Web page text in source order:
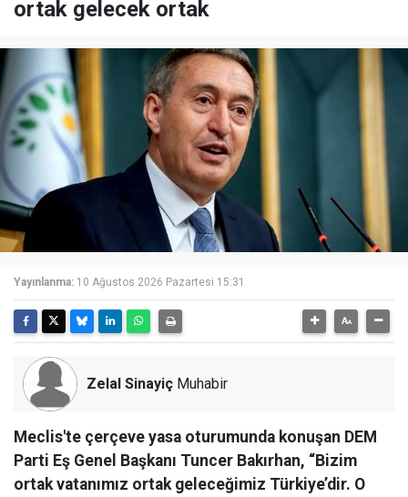
ortak gelecek ortak
Yayınlanma: 10 Ağustos 2026 Pazartesi 15:31
Zelal Sinayiç Muhabir
Meclis'te çerçeve yasa oturumunda konuşan DEM
Parti Eş Genel Başkanı Tuncer Bakırhan, “Bizim
ortak vatanımız ortak geleceğimiz Türkiye’dir. O